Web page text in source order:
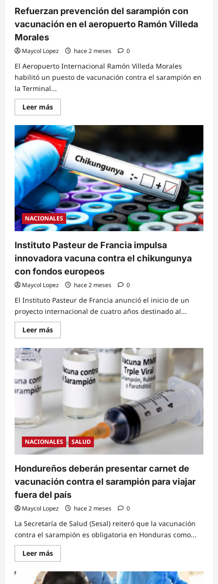
Refuerzan prevención del sarampión con
vacunación en el aeropuerto Ramón Villeda
Morales
Maycol Lopez hace 2 meses 0
El Aeropuerto Internacional Ramón Villeda Morales
habilitó un puesto de vacunación contra el sarampión en
la Terminal...
Leer másRead
more
Refuerzan
prevención
del
sarampión
con
vacunación
en
el
aeropuerto
Ramón
Villeda
Morales
NACIONALES
Instituto Pasteur de Francia impulsa
innovadora vacuna contra el chikungunya
con fondos europeos
Maycol Lopez hace 2 meses 0
El Instituto Pasteur de Francia anunció el inicio de un
proyecto internacional de cuatro años destinado al...
Leer másRead
more
Instituto
Pasteur
Francia
impulsa
innovadora
vacuna
el
chikungunya
con
fondos
europeos
NACIONALES SALUD
Hondureños deberán presentar carnet de
vacunación contra el sarampión para viajar
fuera del país
Maycol Lopez hace 2 meses 0
La Secretaría de Salud (Sesal) reiteró que la vacunación
contra el sarampión es obligatoria en Honduras como...
Leer másRead
more
Hondureños
deberán